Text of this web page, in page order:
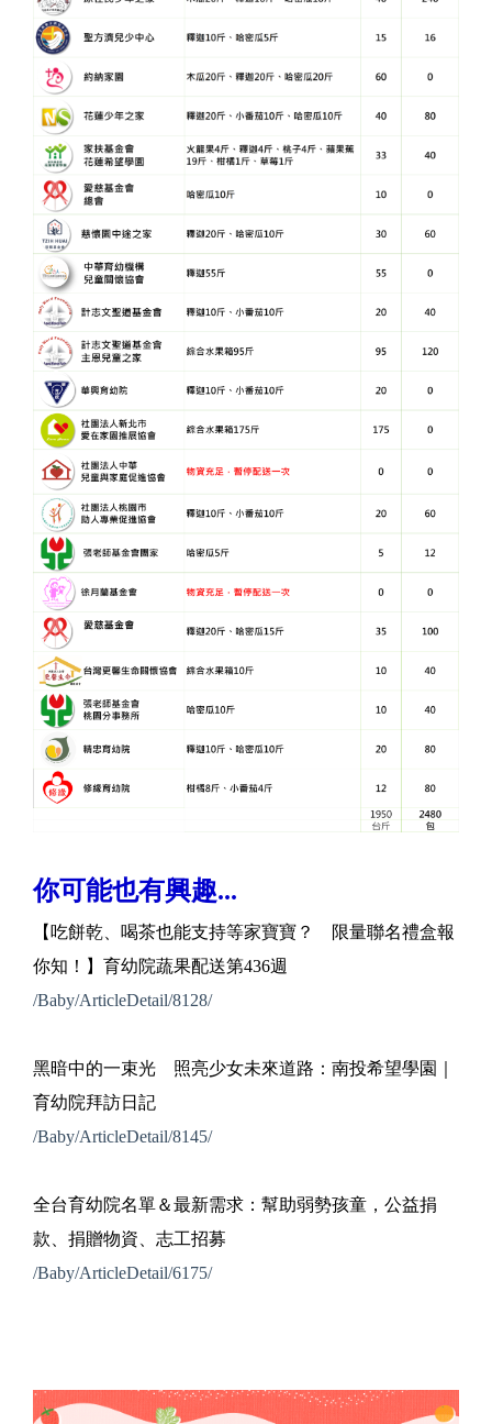
你可能也有興趣...
【吃餅乾、喝茶也能支持等家寶寶？ 限量聯名禮盒報
你知！】育幼院蔬果配送第436週
/Baby/ArticleDetail/8128/
黑暗中的一束光 照亮少女未來道路：南投希望學園｜
育幼院拜訪日記
/Baby/ArticleDetail/8145/
全台育幼院名單＆最新需求：幫助弱勢孩童，公益捐
款、捐贈物資、志工招募
/Baby/ArticleDetail/6175/